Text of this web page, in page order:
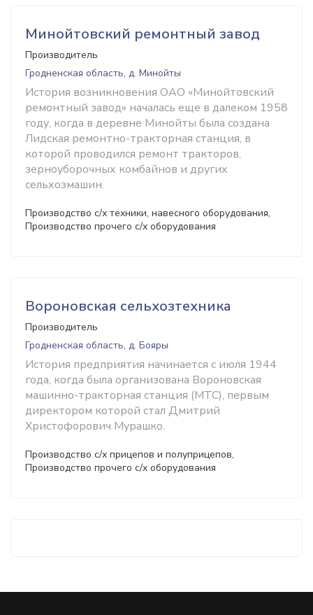
Минойтовский ремонтный завод
Производитель
Гродненская область, д. Минойты
История возникновения ОАО «Минойтовский
ремонтный завод» началась еще в далеком 1958
году, когда в деревне Минойты была создана
Лидская ремонтно-тракторная станция, в
которой проводился ремонт тракторов,
зерноуборочных комбайнов и других
сельхозмашин.
Производство с/х техники, навесного оборудования,
Производство прочего с/х оборудования
Вороновская сельхозтехника
Производитель
Гродненская область, д. Бояры
История предприятия начинается с июля 1944
года, когда была организована Вороновская
машинно-тракторная станция (МТС), первым
директором которой стал Дмитрий
Христофорович Мурашко.
Производство с/х прицепов и полуприцепов,
Производство прочего с/х оборудования